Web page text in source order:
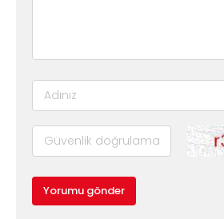
Yorumu gönder